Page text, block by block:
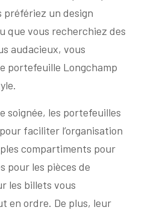
préfériez un design
que vous recherchiez des
audacieux, vous
portefeuille Longchamp
soignée, les portefeuilles
faciliter l’organisation
compartiments pour
pour les pièces de
les billets vous
en ordre. De plus, leur